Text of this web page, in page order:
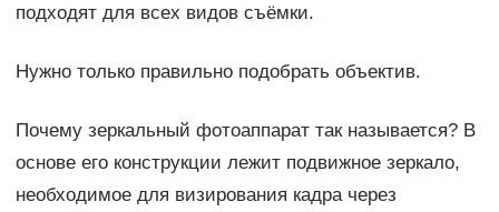
подходят для всех видов съёмки.
Нужно только правильно подобрать объектив.
Почему зеркальный фотоаппарат так называется? В
основе его конструкции лежит подвижное зеркало,
необходимое для визирования кадра через